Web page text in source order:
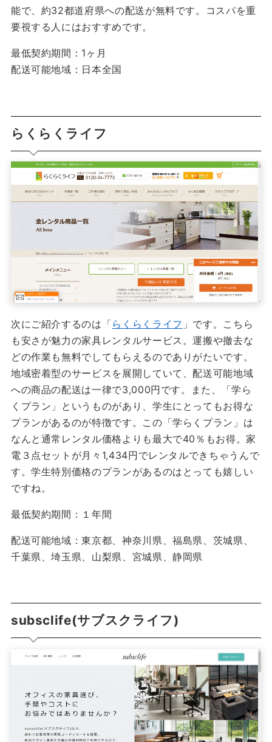
能で、約32都道府県への配送が無料です。コスパを重
要視する人にはおすすめです。
最低契約期間：1ヶ月
配送可能地域：日本全国
らくらくライフ
次にご紹介するのは「らくらくライフ 」です。こちら
も安さが魅力の家具レンタルサービス。運搬や撤去な
どの作業も無料でしてもらえるのでありがたいです。
地域密着型のサービスを展開していて、配送可能地域
への商品の配送は一律で3,000円です。また、「学ら
くプラン」というものがあり、学生にとってもお得な
プランがあるのが特徴です。この「学らくプラン」は
なんと通常レンタル価格よりも最大で40％もお得。家
電３点セットが月々1,434円でレンタルできちゃうんで
す。学生特別価格のプランがあるのはとっても嬉しい
ですね。
最低契約期間：１年間
配送可能地域：東京都、神奈川県、福島県、茨城県、
千葉県、埼玉県、山梨県、宮城県、静岡県
subsclife(サブスクライフ)